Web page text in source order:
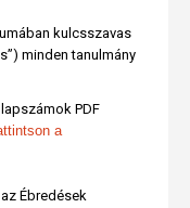
kulcsszavas
minden tanulmány
PDF
a
Ébredések